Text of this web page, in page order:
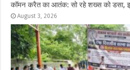
कॉमन करैत का आतंक: सो रहे शख्स को डसा,
August 3, 2026